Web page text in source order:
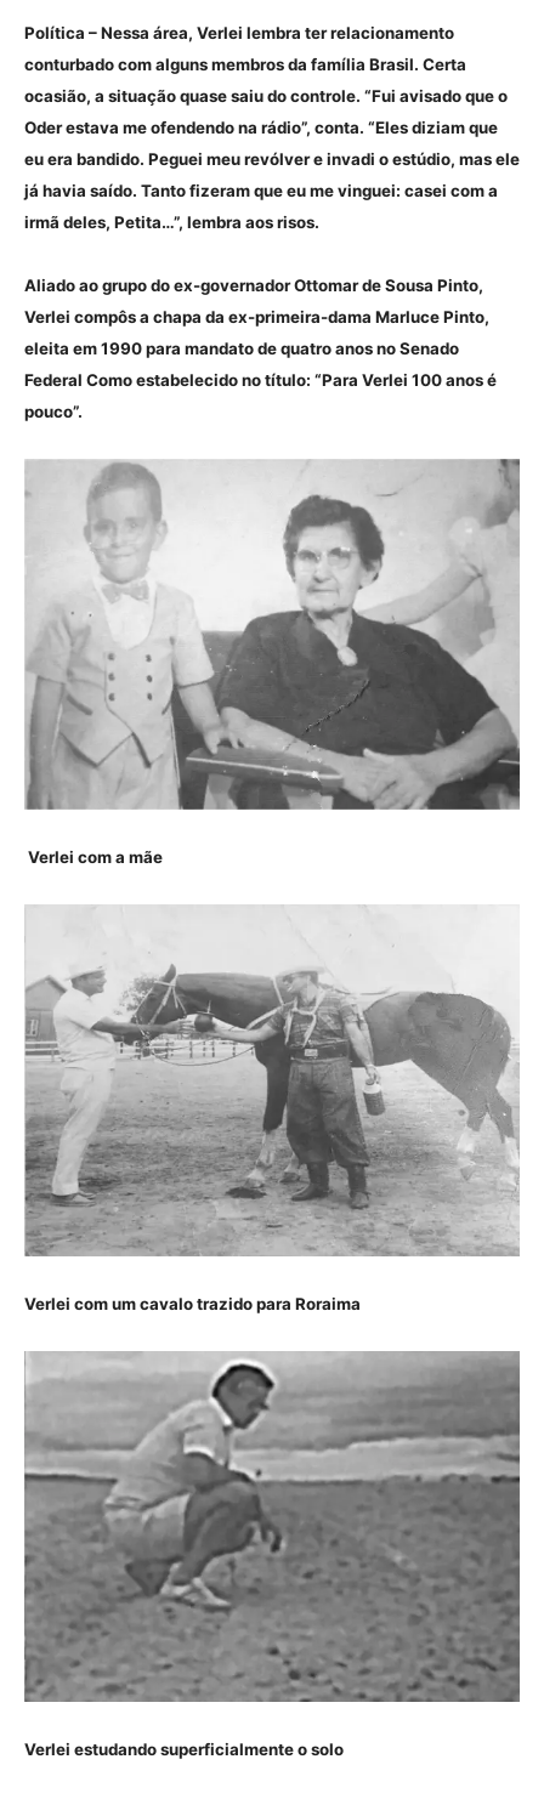
Política – Nessa área, Verlei lembra ter relacionamento
conturbado com alguns membros da família Brasil. Certa
ocasião, a situação quase saiu do controle. “Fui avisado que o
Oder estava me ofendendo na rádio”, conta. “Eles diziam que
eu era bandido. Peguei meu revólver e invadi o estúdio, mas ele
já havia saído. Tanto fizeram que eu me vinguei: casei com a
irmã deles, Petita…”, lembra aos risos.
Aliado ao grupo do ex-governador Ottomar de Sousa Pinto,
Verlei compôs a chapa da ex-primeira-dama Marluce Pinto,
eleita em 1990 para mandato de quatro anos no Senado
Federal Como estabelecido no título: “Para Verlei 100 anos é
pouco”.
Verlei com a mãe
Verlei com um cavalo trazido para Roraima
Verlei estudando superficialmente o solo